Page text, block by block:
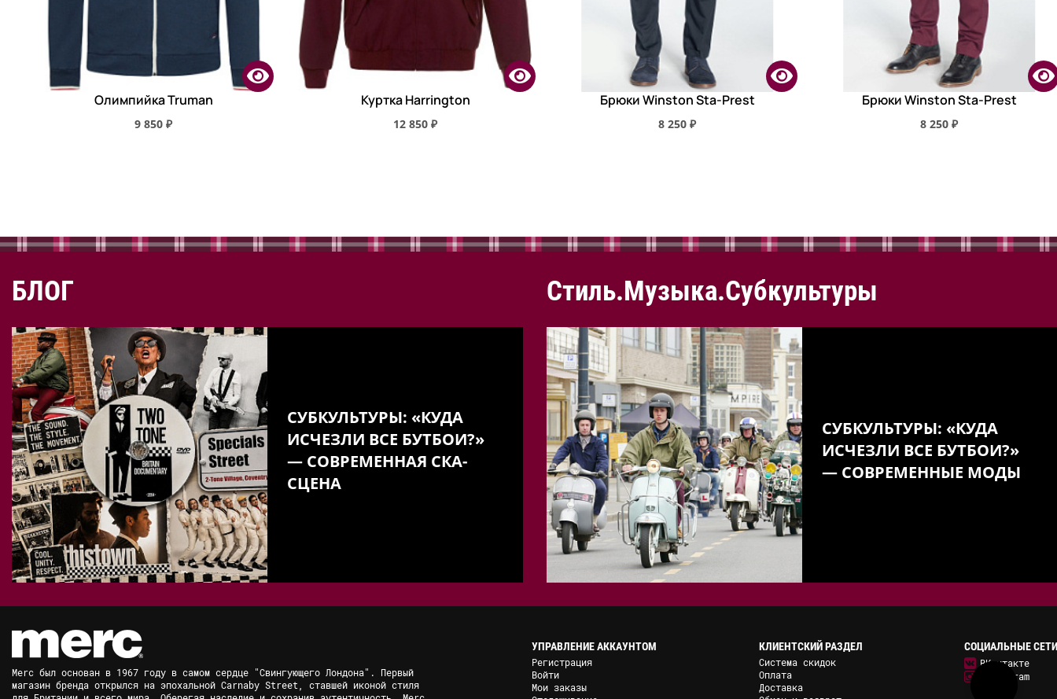
Олимпийка Truman
9 850 ₽
Куртка Harrington
12 850 ₽
Брюки Winston Sta-Prest
8 250 ₽
Брюки Winston Sta-Prest
8 250 ₽
БЛОГ
СУБКУЛЬТУРЫ: «КУДА
ИСЧЕЗЛИ ВСЕ БУТБОИ?»
— СОВРЕМЕННАЯ СКА-
СЦЕНА
Стиль.Музыка.Субкультуры
СУБКУЛЬТУРЫ: «КУДА
ИСЧЕЗЛИ ВСЕ БУТБОИ?»
— СОВРЕМЕННЫЕ МОДЫ
Merc был основан в 1967 году в самом сердце "Свингующего Лондона". Первый
магазин бренда открылся на эпохальной Carnaby Street, ставшей иконой стиля
УПРАВЛЕНИЕ АККАУНТОМ
Регистрация
Войти
Мои заказы
КЛИЕНТСКИЙ РАЗДЕЛ
Система скидок
Оплата
Доставка
СОЦИАЛЬНЫЕ СЕТИ
ВКонтакте
Instagram